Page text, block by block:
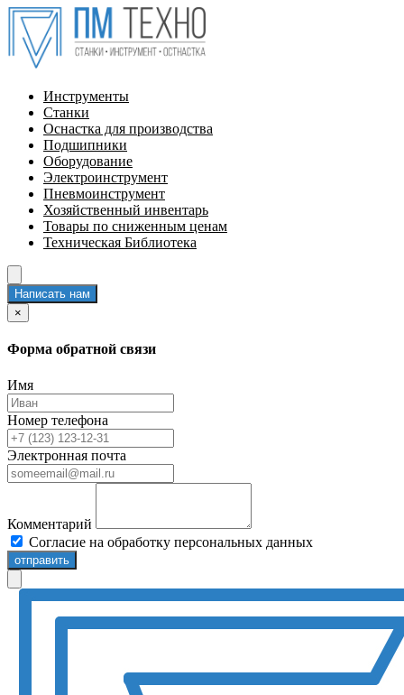
Инструменты
Станки
Оснастка для производства
Подшипники
Оборудование
Электроинструмент
Пневмоинструмент
Хозяйственный инвентарь
Товары по сниженным ценам
Техническая Библиотека
Написать нам
×
Форма обратной связи
Имя
Номер телефона
Электронная почта
Комментарий
Согласие на обработку персональных данных
отправить